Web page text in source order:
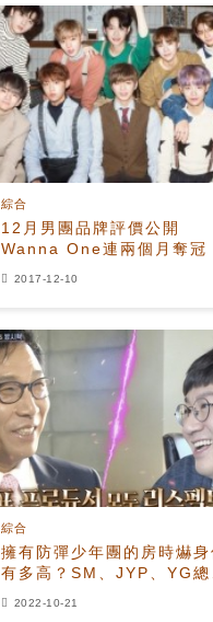
12月男團品牌評價公開
Wanna One連兩個月奪冠
綜合
2017-12-10
擁有防彈少年團的房時爀身
有多高？SM、JYP、YG總
綜合
2022-10-21